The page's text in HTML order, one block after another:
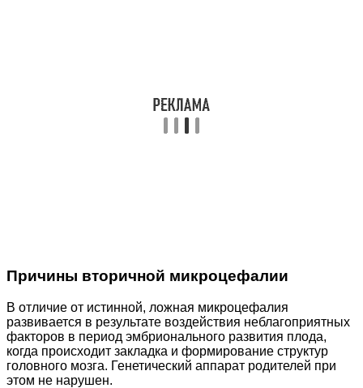
Причины вторичной микроцефалии
В отличие от истинной, ложная микроцефалия
развивается в результате воздействия неблагоприятных
факторов в период эмбрионального развития плода,
когда происходит закладка и формирование структур
головного мозга. Генетический аппарат родителей при
этом не нарушен.